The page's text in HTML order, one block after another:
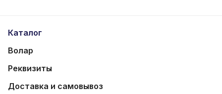
Каталог
Волар
Реквизиты
Доставка и самовывоз